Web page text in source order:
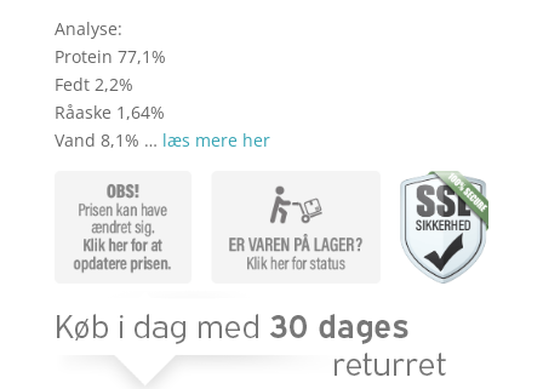
Analyse:
Protein 77,1%
Fedt 2,2%
Råaske 1,64%
Vand 8,1% … læs mere her